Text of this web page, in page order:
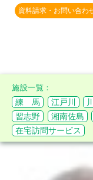
資料請求・ お問い合わ
練 馬 江戸川
習志野
湘南佐島
在宅訪問サービス